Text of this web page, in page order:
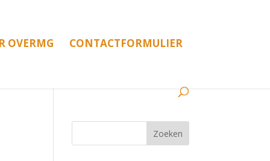
OVERMG CONTACTFORMULIER